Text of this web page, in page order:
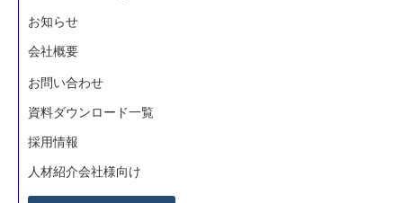
お知らせ
会社概要
お問い合わせ
資料ダウンロード一覧
採用情報
人材紹介会社様向け